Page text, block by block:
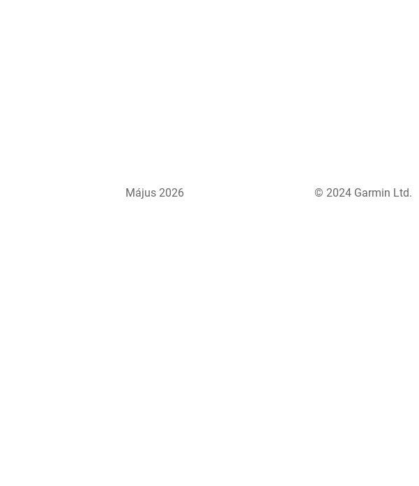
Május 2026 © 2024 Garmin Ltd.